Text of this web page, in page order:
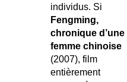
individus. Si
Fengming,
chronique d’une
femme chinoise
(2007), film
entièrement